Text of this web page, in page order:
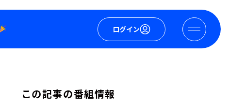
ログイン
この記事の番組情報